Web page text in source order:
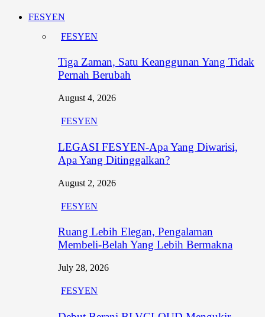
FESYEN
FESYEN
Tiga Zaman, Satu Keanggunan Yang Tidak
Pernah Berubah
August 4, 2026
FESYEN
LEGASI FESYEN-Apa Yang Diwarisi,
Apa Yang Ditinggalkan?
August 2, 2026
FESYEN
Ruang Lebih Elegan, Pengalaman
Membeli-Belah Yang Lebih Bermakna
July 28, 2026
FESYEN